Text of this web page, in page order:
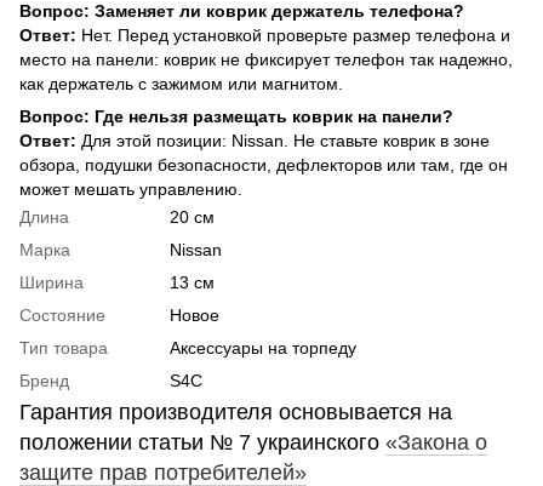
Вопрос: Заменяет ли коврик держатель телефона?
Ответ: Нет. Перед установкой проверьте размер телефона и
место на панели: коврик не фиксирует телефон так надежно,
как держатель с зажимом или магнитом.
Вопрос: Где нельзя размещать коврик на панели?
Ответ: Для этой позиции: Nissan. Не ставьте коврик в зоне
обзора, подушки безопасности, дефлекторов или там, где он
может мешать управлению.
Длина
20 см
Марка
Nissan
Ширина
13 см
Состояние
Новое
Тип товара
Аксессуары на торпеду
Бренд
S4C
Гарантия производителя основывается на
положении статьи № 7 украинского «Закона о
защите прав потребителей»